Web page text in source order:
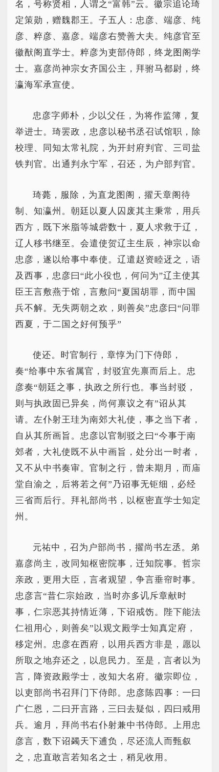
名，号称贤相，人谓之“富韩”云。徽宗追论琦
定策勋，赠魏郡王。子五人：忠彦、端彦、纯
彦、粹彦、嘉彦。端彦右赞善大夫。纯彦官至
徽猷阁直学士。粹彦为吏部侍郎，终龙图阁学
士。嘉彦尚神宗女齐国公主，拜驸马都尉，终
瀛海军承宣使。
忠彦字师朴，少以父任，为将作监簿，复
举进士。琦罢政，忠彦以秘书丞召试馆职，除
校理、同知太常礼院，为开封府判官、三司盐
铁判官。出通判永宁军，召还，为户部判官。
琦薨，服除，为直龙图阁，擢天章阁待
制、知瀛州。朝廷以夏人囚废其主秉常，用兵
西方，既下米脂等城砦数十，夏人求救于辽，
辽人移书继至。会遣使贺辽主生辰，神宗以命
忠彦，遂以给事中奉使。辽遣赵资睦迓之，语
及西事，忠彦曰“此小役也，何问为”辽主使其
臣王言敷燕于馆，言敷问“夏国胡罪，而中国
兵不解。无失两朝之欢，则善矣”忠彦曰“问罪
西夏，于二国之好何预乎”
使还。时官制行，章惇为门下侍郎，
奏“给事中东省属官，封驳宜先禀而后上。忠
彦奏“朝廷之事，执政之所行也。事当封驳，
则与执政固已异矣，尚何禀议之有”诏从其
请。左仆射王珪为南郊大礼使，事之当下者，
自从其所画旨。忠彦以官制驳之曰“今事于南
郊者，大礼使既不从中画旨，处分出一时者，
又不从中书奏审。官制之行，曾未期月，而庙
堂自渝之，后将若之何”乃诏事无钜细，必经
三省而后行。拜礼部尚书，以枢密直学士知定
州。
元祐中，召为户部尚书，擢尚书左丞。弟
嘉彦尚主，改同知枢密院事，迁知院事。哲宗
亲政，更用大臣，言者观望，争言垂帘时事。
忠彦言“昔仁宗始政，当时亦多讥斥章献时
事，仁宗恶其持情近薄，下诏戒饬。陛下能法
仁祖用心，则善矣”以观文殿学士知真定府，
移定州。忠彦在西府，以用兵西方非是，愿以
所取之地弃还之，以息民力。至是，言者以为
言，降资政殿学士，改知大名府。徽宗即位，
以吏部尚书召拜门下侍郎。忠彦陈四事：一曰
广仁恩，二曰开言路，三曰去疑似，四曰戒用
兵。逾月，拜尚书右仆射兼中书侍郎。上用忠
彦言，数下诏蠲天下逋负，尽还流人而甄叙
之，忠直敢言若知名之士，稍见收用。